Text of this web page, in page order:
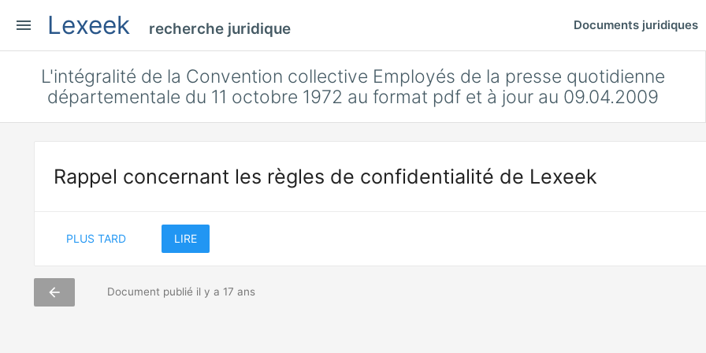
menu Lexeek recherche juridique Documents juridiques
L'intégralité de la Convention collective Employés de la presse quotidienne
départementale du 11 octobre 1972 au format pdf et à jour au 09.04.2009
Rappel concernant les règles de confidentialité de Lexeek
PLUS TARD LIRE
arrow_back Document publié il y a 17 ans